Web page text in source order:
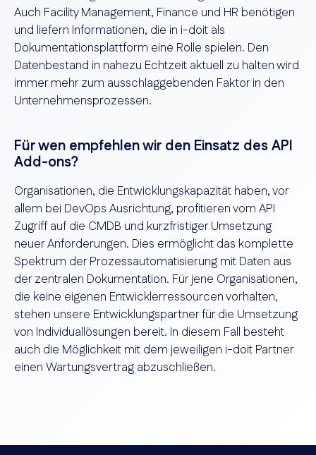
Auch Facility Management, Finance und HR benötigen
und liefern Informationen, die in i-doit als
Dokumentationsplattform eine Rolle spielen. Den
Datenbestand in nahezu Echtzeit aktuell zu halten wird
immer mehr zum ausschlaggebenden Faktor in den
Unternehmensprozessen.
Für wen empfehlen wir den Einsatz des API
Add-ons?
Organisationen, die Entwicklungskapazität haben, vor
allem bei DevOps Ausrichtung, profitieren vom API
Zugriff auf die CMDB und kurzfristiger Umsetzung
neuer Anforderungen. Dies ermöglicht das komplette
Spektrum der Prozessautomatisierung mit Daten aus
der zentralen Dokumentation. Für jene Organisationen,
die keine eigenen Entwicklerressourcen vorhalten,
stehen unsere Entwicklungspartner für die Umsetzung
von Individuallösungen bereit. In diesem Fall besteht
auch die Möglichkeit mit dem jeweiligen i-doit Partner
einen Wartungsvertrag abzuschließen.